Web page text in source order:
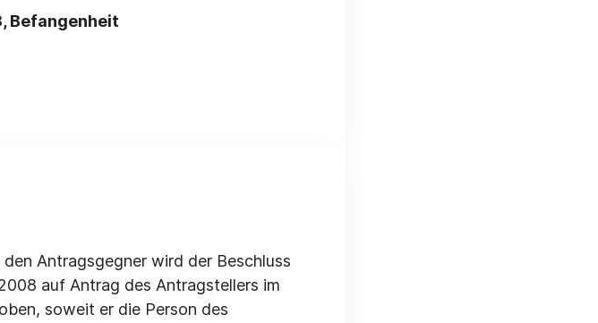
Befangenheit
Antragsgegner wird der Beschluss
auf Antrag des Antragstellers im
soweit er die Person des